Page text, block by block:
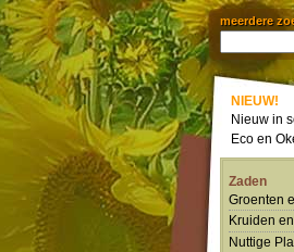
meerdere
NIEUW!
Nieuw in
Eco en
Zaden
Groenten
Kruiden
Nuttige